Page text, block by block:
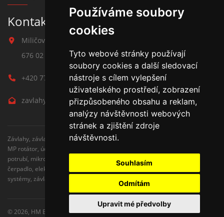
Používáme soubory
cookies
Tyto webové stránky používají
soubory cookies a další sledovací
nástroje s cílem vylepšení
uživatelského prostředí, zobrazení
přizpůsobeného obsahu a reklam,
analýzy návštěvnosti webových
stránek a zjištění zdroje
návštěvnosti.
Souhlasím
Odmítám
Upravit mé předvolby
Kontakt na závlahy
Miličova 541
676 02 Moravské Budějovice
+420 777 780 938
zavlahy@hmbuilding.cz
Závlahy, závlahové systémy, AZS, postřikovače, trysky, kapenkova závlaha,
MP rotátor, úderove postřikovače, automatické zavlažovaní, kapkovací
potrubí, mikrozávlaha, zahradní hadice, zahradní sloupky, Hunter,
čerpadlo, elektromagnetické ventily, zavlažovaní trávníku, zavlažovací
systémy, závlaha svépomocí, rozvodné potrubí, čidlo srážek
© 2026, HM Building s.r.o.